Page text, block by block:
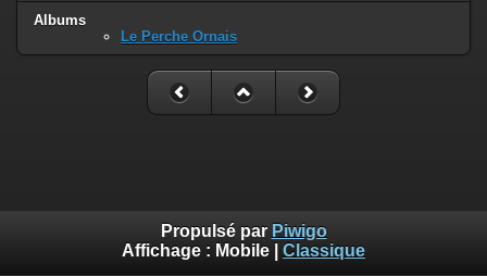
Albums
Le Perche Ornais
Propulsé par Piwigo
Affichage : Mobile Classique